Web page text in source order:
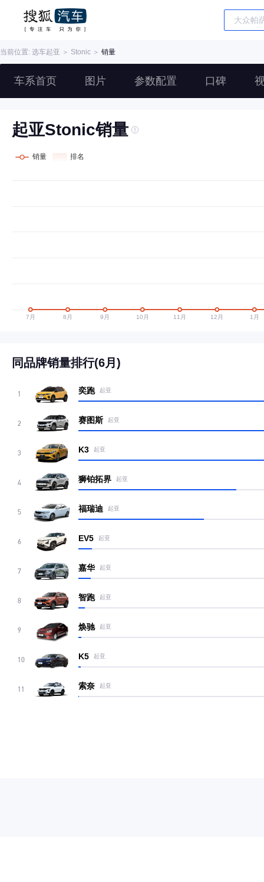
当前位置: 选车起亚 ＞ Stonic ＞ 销量
车系首页 图片 参数配置 口碑
起亚Stonic销量
同品牌销量排行(6月)
1 奕跑 起亚
2 赛图斯 起亚
3 K3 起亚
4 狮铂拓界 起亚
5 福瑞迪 起亚
6 EV5 起亚
7 嘉华 起亚
8 智跑 起亚
9 焕驰 起亚
10 K5 起亚
11 索奈 起亚